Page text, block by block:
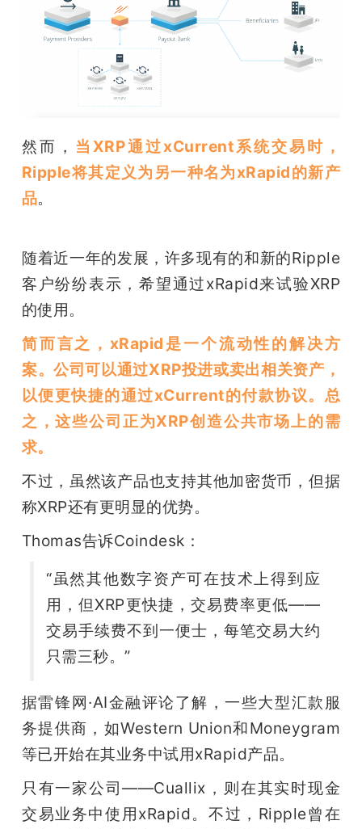
然而， 当XRP通过xCurrent系统交易时，
Ripple将其定义为另一种名为xRapid的新产
品。
随着近一年的发展，许多现有的和新的Ripple
客户纷纷表示，希望通过xRapid来试验XRP
的使用。
简而言之，xRapid是一个流动性的解决方
案。公司可以通过XRP投进或卖出相关资产，
以便更快捷的通过xCurrent的付款协议。总
之，这些公司正为XRP创造公共市场上的需
求。
不过，虽然该产品也支持其他加密货币，但据
称XRP还有更明显的优势。
Thomas告诉Coindesk：
“虽然其他数字资产可在技术上得到应
用，但XRP更快捷，交易费率更低——
交易手续费不到一便士，每笔交易大约
只需三秒。”
据雷锋网·AI金融评论了解，一些大型汇款服
务提供商，如Western Union和Moneygram
等已开始在其业务中试用xRapid产品。
只有一家公司——Cuallix，则在其实时现金
交易业务中使用xRapid。不过，Ripple曾在